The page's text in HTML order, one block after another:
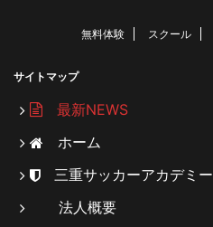
無料体験 スクール
サイトマップ
最新NEWS
ホーム
三重サッカーアカデミー
法人概要